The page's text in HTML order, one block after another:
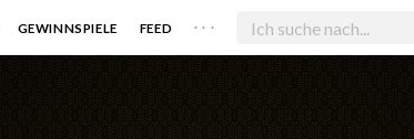
GEWINNSPIELE FEED . . .